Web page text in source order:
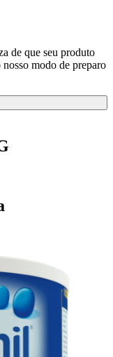
de que seu produto
modo de preparo